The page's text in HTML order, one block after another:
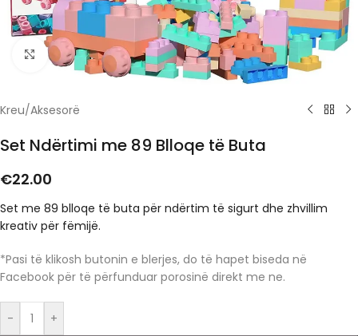
Click to enlarge
Kreu/Aksesorë
Set Ndërtimi me 89 Blloqe të Buta
€22.00
Set me 89 blloqe të buta për ndërtim të sigurt dhe zhvillim
kreativ për fëmijë.
*Pasi të klikosh butonin e blerjes, do të hapet biseda në
Facebook për të përfunduar porosinë direkt me ne.
- +